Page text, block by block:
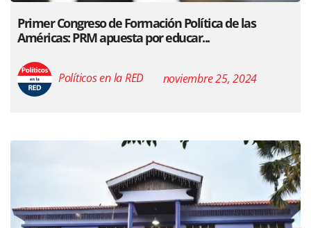
Primer Congreso de Formación Política de las
Américas: PRM apuesta por educar...
Políticos en la RED noviembre 25, 2024